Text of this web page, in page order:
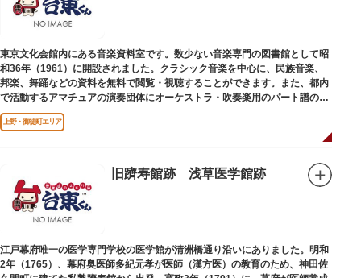
東京文化会館内にある音楽資料室です。数少ない音楽専門の図書館として昭
和36年（1961）に開設されました。クラシック音楽を中心に、民族音楽、
邦楽、舞踊などの資料を無料で閲覧・視聴することができます。また、都内
で活動するアマチュアの演奏団体にオーケストラ・吹奏楽用のパート譜の館
外貸出も行っています。
上野・御徒町エリア
旧躋寿館跡 浅草医学館跡
江戸幕府唯一の医学専門学校の医学館が清洲橋通り沿いにありました。明和
2年（1765）、幕府奥医師多紀元孝が医師（漢方医）の教育のため、神田佐